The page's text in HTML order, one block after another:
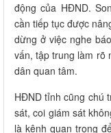
động của HĐND.
cần tiếp tục được
dừng ở việc nghe
vấn, tập trung làm rõ
dân quan tâm.
HĐND tỉnh cũng chú
sát, coi giám sát
là kênh quan trọng